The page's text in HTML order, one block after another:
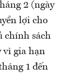
2 (ngày
lợi cho
chính sách
vì gia hạn
1 đến